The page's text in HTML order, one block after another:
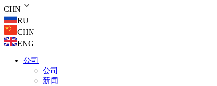
CHN
RU
CHN
ENG
公司
公司
新闻